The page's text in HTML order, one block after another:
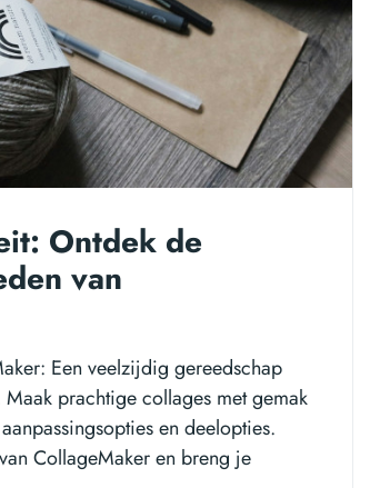
Ontdek de
van
Een veelzijdig gereedschap
prachtige collages met gemak
en deelopties.
CollageMaker en breng je